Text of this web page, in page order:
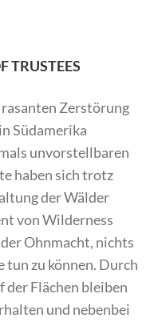
TRUSTEES
Zerstörung
Südamerika
unvorstellbaren
haben sich trotz
der Wälder
von Wilderness
Ohnmacht, nichts
tun zu können. Durch
der Flächen bleiben
und nebenbei